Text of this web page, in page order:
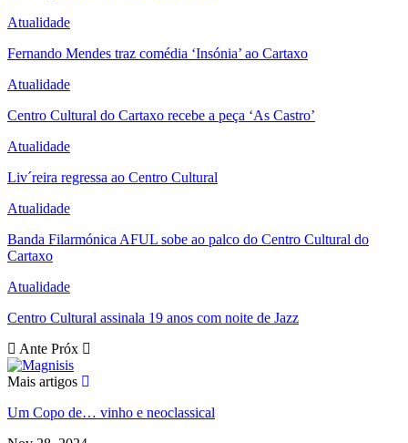
Atualidade
Fernando Mendes traz comédia ‘Insónia’ ao Cartaxo
Atualidade
Centro Cultural do Cartaxo recebe a peça ‘As Castro’
Atualidade
Liv´reira regressa ao Centro Cultural
Atualidade
Banda Filarmónica AFUL sobe ao palco do Centro Cultural do
Cartaxo
Atualidade
Centro Cultural assinala 19 anos com noite de Jazz
Ante Próx
Mais artigos
Um Copo de… vinho e neoclassical